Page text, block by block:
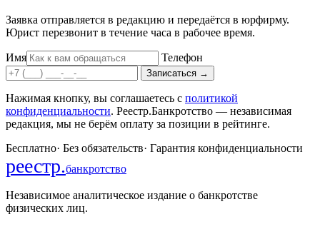
Заявка отправляется в редакцию и передаётся в юрфирму.
Юрист перезвонит в течение часа в рабочее время.
Имя Телефон
Записаться →
Нажимая кнопку, вы соглашаетесь с политикой
конфиденциальности. Реестр.Банкротство — независимая
редакция, мы не берём оплату за позиции в рейтинге.
Бесплатно· Без обязательств· Гарантия конфиденциальности
реестр.банкротство
Независимое аналитическое издание о банкротстве
физических лиц.